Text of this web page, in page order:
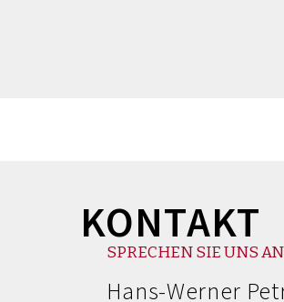
KONTAKT
SPRECHEN SIE UNS
Hans-Werner